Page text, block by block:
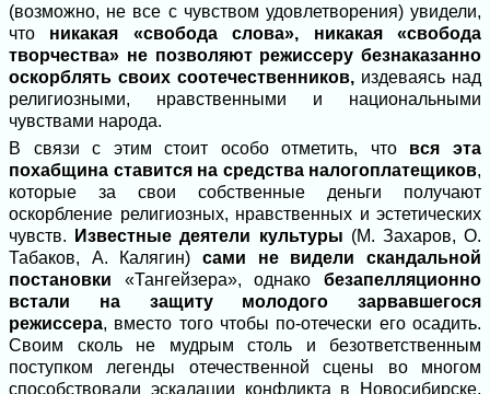
(возможно, не все с чувством удовлетворения) увидели,
что никакая «свобода слова», никакая «свобода
творчества» не позволяют режиссеру безнаказанно
оскорблять своих соотечественников, издеваясь над
религиозными, нравственными и национальными
чувствами народа.
В связи с этим стоит особо отметить, что вся эта
похабщина ставится на средства налогоплатещиков,
которые за свои собственные деньги получают
оскорбление религиозных, нравственных и эстетических
чувств.
Известные деятели культуры (М. Захаров, О.
Табаков, А. Калягин) сами не видели скандальной
постановки «Тангейзера», однако безапелляционно
встали на защиту молодого зарвавшегося
режиссера, вместо того чтобы по-отечески его осадить.
Своим сколь не мудрым столь и безответственным
поступком легенды отечественной сцены во многом
способствовали эскалации конфликта в Новосибирске,